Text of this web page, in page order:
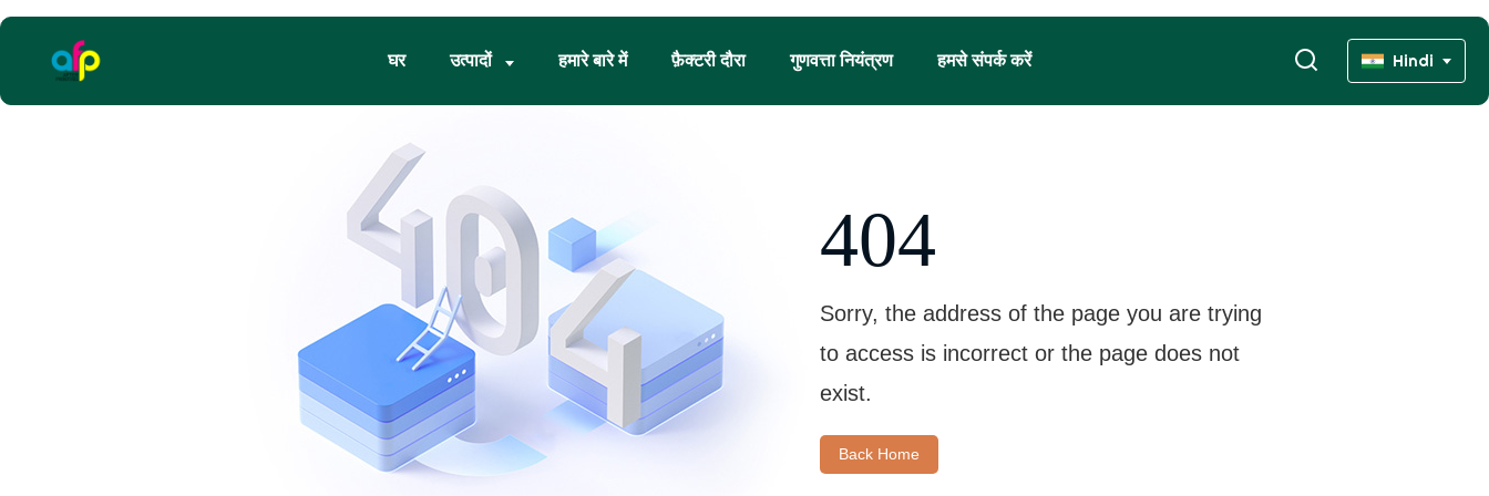
घर उत्पादों हमारे बारे में फ़ैक्टरी दौरा गुणवत्ता नियंत्रण हमसे संपर्क करें Hindi
404
Sorry, the address of the page you are trying
to access is incorrect or the page does not
exist.
Back Home